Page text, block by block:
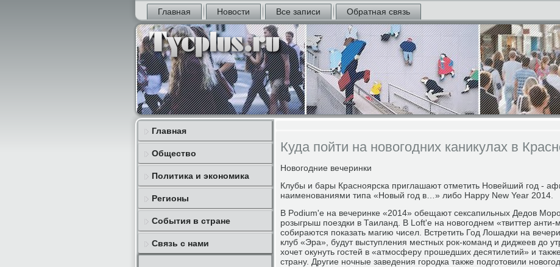
Главная Новости Все записи Обратная связь
Главная
Общество
Политика и экономика
Регионы
События в стране
Связь с нами
Куда пойти на новогодних каникулах в
Новогодние вечеринки
Клубы и бары Красноярска приглашают отметить Новейший год -
наименованиями типа «Новый год в…» либо Happy New Year 2014.
В Podium'е на вечеринке «2014» обещают сексапильных Дедов
розыгрыш поездки в Таиланд. В Loft'e на новогоднем «твиттер
собираются показать магию чисел. Встретить Год Лошадки на
клуб «Эра», будут выступления местных рок-команд и диджеев до
хочет окунуть гостей в «атмосферу прошедших десятилетий» и
страну. Другие ночные заведения городка также подготовили